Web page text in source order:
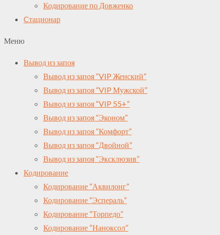
Кодирование по Довженко
Cтационар
Меню
Вывод из запоя
Вывод из запоя “VIP Женский”
Вывод из запоя “VIP Мужской”
Вывод из запоя “VIP 55+”
Вывод из запоя “Эконом”
Вывод из запоя “Комфорт”
Вывод из запоя “Двойной”
Вывод из запоя “Эксклюзив”
Кодирование
Кодирование “Аквилонг”
Кодирование “Эспераль”
Кодирование “Торпедо”
Кодирование “Наноксол”